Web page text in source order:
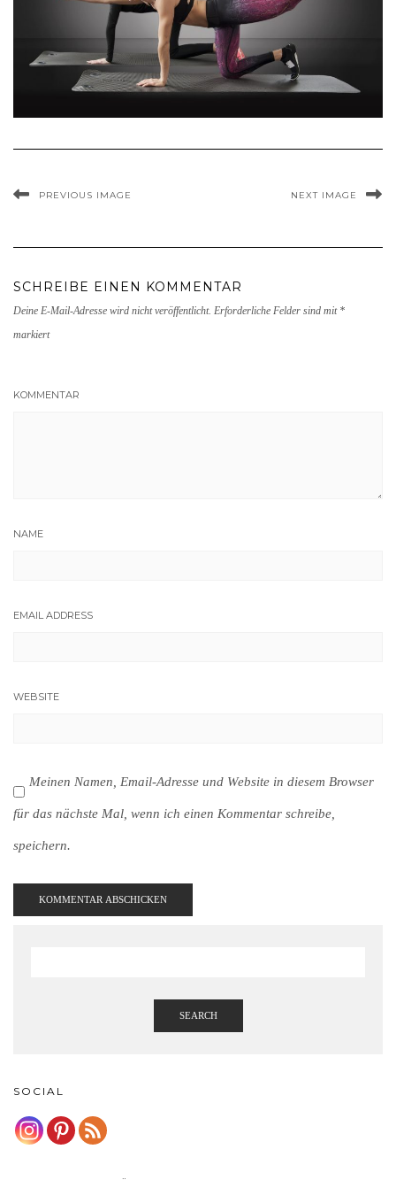
PREVIOUS IMAGE NEXT IMAGE
SCHREIBE EINEN KOMMENTAR
Deine E-Mail-Adresse wird nicht veröffentlicht. Erforderliche Felder sind mit *
markiert
KOMMENTAR
NAME
EMAIL ADDRESS
WEBSITE
Meinen Namen, Email-Adresse und Website in diesem Browser
für das nächste Mal, wenn ich einen Kommentar schreibe,
speichern.
SEARCH
SOCIAL